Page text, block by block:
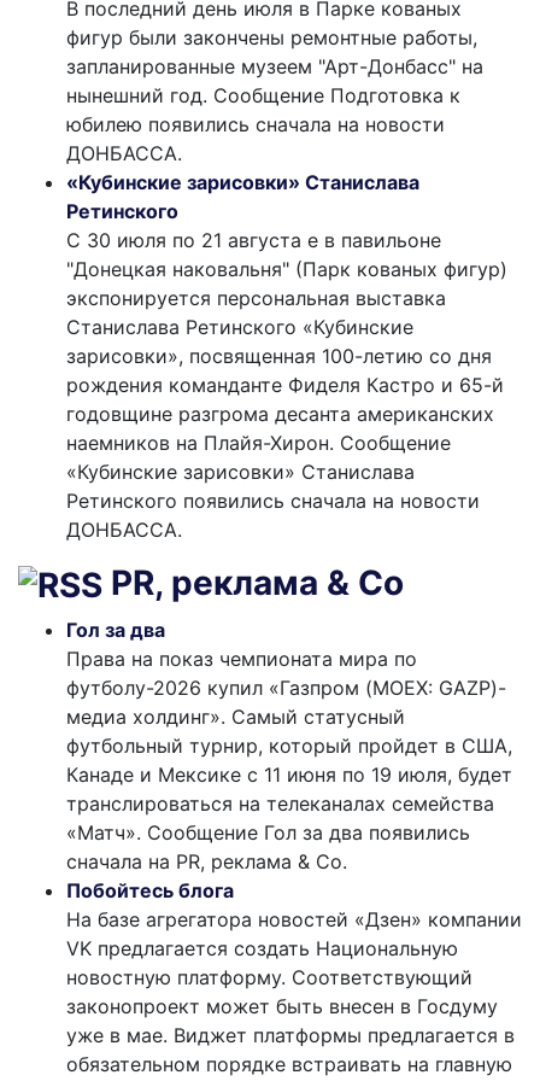
В последний день июля в Парке кованых
фигур были закончены ремонтные работы,
запланированные музеем "Арт-Донбасс" на
нынешний год. Сообщение Подготовка к
юбилею появились сначала на новости
ДОНБАССА.
«Кубинские зарисовки» Станислава
Ретинского
С 30 июля по 21 августа е в павильоне
"Донецкая наковальня" (Парк кованых фигур)
экспонируется персональная выставка
Станислава Ретинского «Кубинские
зарисовки», посвященная 100-летию со дня
рождения команданте Фиделя Кастро и 65-й
годовщине разгрома десанта американских
наемников на Плайя-Хирон. Сообщение
«Кубинские зарисовки» Станислава
Ретинского появились сначала на новости
ДОНБАССА.
PR, реклама & Co
Гол за два
Права на показ чемпионата мира по
футболу-2026 купил «Газпром (MOEX: GAZP)-
медиа холдинг». Самый статусный
футбольный турнир, который пройдет в США,
Канаде и Мексике с 11 июня по 19 июля, будет
транслироваться на телеканалах семейства
«Матч». Сообщение Гол за два появились
сначала на PR, реклама & Co.
Побойтесь блога
На базе агрегатора новостей «Дзен» компании
VK предлагается создать Национальную
новостную платформу. Соответствующий
законопроект может быть внесен в Госдуму
уже в мае. Виджет платформы предлагается в
обязательном порядке встраивать на главную